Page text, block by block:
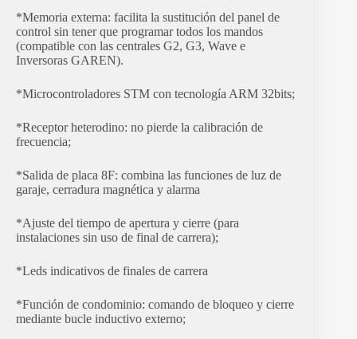
*Memoria externa: facilita la sustitución del panel de
control sin tener que programar todos los mandos
(compatible con las centrales G2, G3, Wave e
Inversoras GAREN).
*Microcontroladores STM con tecnología ARM 32bits;
*Receptor heterodino: no pierde la calibración de
frecuencia;
*Salida de placa 8F: combina las funciones de luz de
garaje, cerradura magnética y alarma
*Ajuste del tiempo de apertura y cierre (para
instalaciones sin uso de final de carrera);
*Leds indicativos de finales de carrera
*Función de condominio: comando de bloqueo y cierre
mediante bucle inductivo externo;